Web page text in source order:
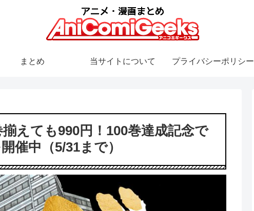
まとめ 当サイトについて プライバシーポリシー
揃えても990円！100巻達成記念で
催中（5/31まで）